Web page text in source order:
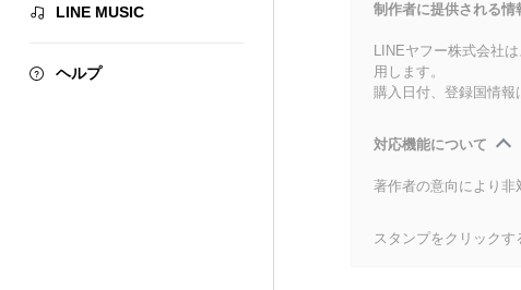
LINE MUSIC
ヘルプ
制作者に提供される情
LINEヤフー株式会社
用します。
購入日付、登録国情
対応機能について
著作者の意向により非
スタンプをクリックす